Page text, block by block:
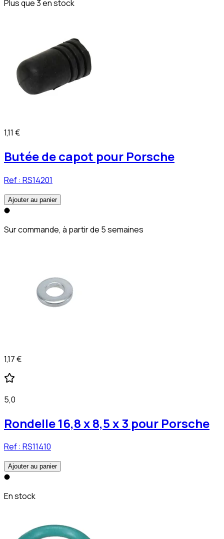
Plus que 3 en stock
1,11 €
Butée de capot pour Porsche
Ref : RS14201
Ajouter au panier
Sur commande, à partir de 5 semaines
1,17 €
5,0
Rondelle 16,8 x 8,5 x 3 pour Porsche
Ref : RS11410
Ajouter au panier
En stock